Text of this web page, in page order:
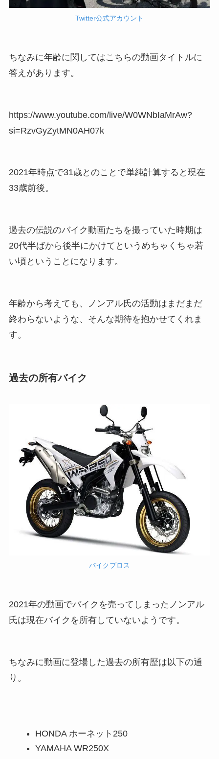
Twitter公式アカウント
ちなみに年齢に関してはこちらの動画タイトルに
答えがあります。
https://www.youtube.com/live/W0WNbIaMrAw?
si=RzvGyZytMN0AH07k
2021年時点で31歳とのことで単純計算すると現在
33歳前後。
過去の伝説のバイク動画たちを撮っていた時期は
20代半ばから後半にかけてというめちゃくちゃ若
い頃ということになります。
年齢から考えても、ノンアル氏の活動はまだまだ
終わらないような、そんな期待を抱かせてくれま
す。
過去の所有バイク
バイクブロス
2021年の動画でバイクを売ってしまったノンアル
氏は現在バイクを所有していないようです。
ちなみに動画に登場した過去の所有歴は以下の通
り。
HONDA ホーネット250
YAMAHA WR250X